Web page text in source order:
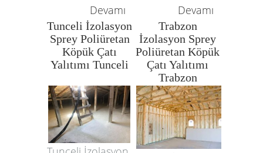
Devamı
Devamı
Tunceli İzolasyon
Sprey Poliüretan
Köpük Çatı
Yalıtımı Tunceli
Trabzon
İzolasyon Sprey
Poliüretan Köpük
Çatı Yalıtımı
Trabzon